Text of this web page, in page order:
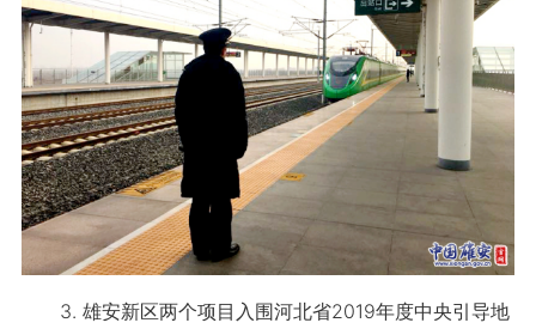
3. 雄安新区两个项目入围河北省2019年度中央引导地